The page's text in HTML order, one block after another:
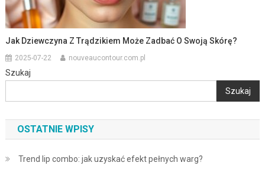
Jak Dziewczyna Z Trądzikiem Może Zadbać O Swoją Skórę?
2025-07-22 nouveaucontour.com.pl
Szukaj
Szukaj
OSTATNIE WPISY
Trend lip combo: jak uzyskać efekt pełnych warg?